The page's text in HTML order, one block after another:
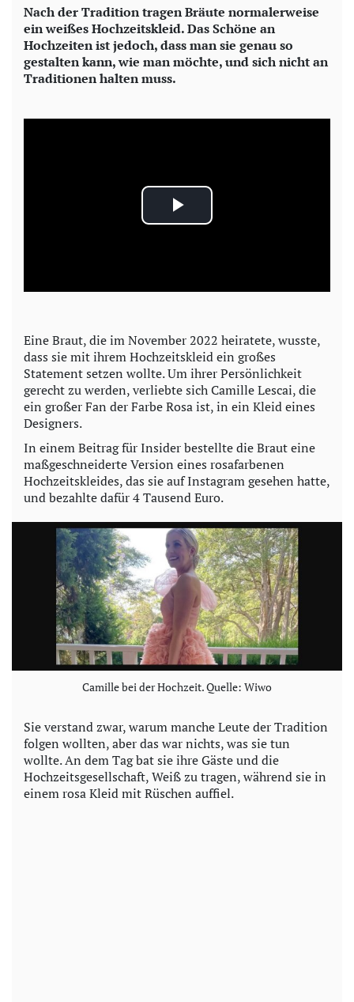
Nach der Tradition tragen Bräute normalerweise
ein weißes Hochzeitskleid. Das Schöne an
Hochzeiten ist jedoch, dass man sie genau so
gestalten kann, wie man möchte, und sich nicht an
Traditionen halten muss.
P
a
V
i
d
e
o
Eine Braut, die im November 2022 heiratete, wusste,
dass sie mit ihrem Hochzeitskleid ein großes
Statement setzen wollte. Um ihrer Persönlichkeit
gerecht zu werden, verliebte sich Camille Lescai, die
ein großer Fan der Farbe Rosa ist, in ein Kleid eines
Designers.
In einem Beitrag für Insider bestellte die Braut eine
maßgeschneiderte Version eines rosafarbenen
Hochzeitskleides, das sie auf Instagram gesehen hatte,
und bezahlte dafür 4 Tausend Euro.
Camille bei der Hochzeit. Quelle: Wiwo
Sie verstand zwar, warum manche Leute der Tradition
folgen wollten, aber das war nichts, was sie tun
wollte. An dem Tag bat sie ihre Gäste und die
Hochzeitsgesellschaft, Weiß zu tragen, während sie in
einem rosa Kleid mit Rüschen auffiel.